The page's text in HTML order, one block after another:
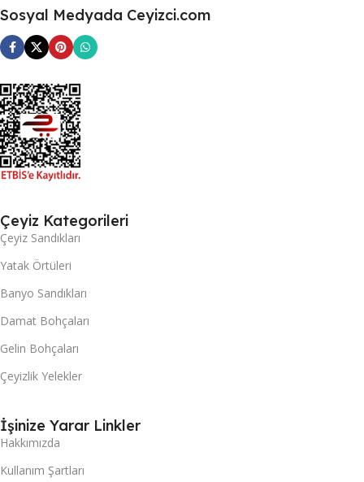
Sosyal Medyada Ceyizci.com
Çeyiz Kategorileri
Çeyiz Sandıkları
Yatak Örtüleri
Banyo Sandıkları
Damat Bohçaları
Gelin Bohçaları
Çeyizlik Yelekler
İşinize Yarar Linkler
Hakkımızda
Kullanım Şartları